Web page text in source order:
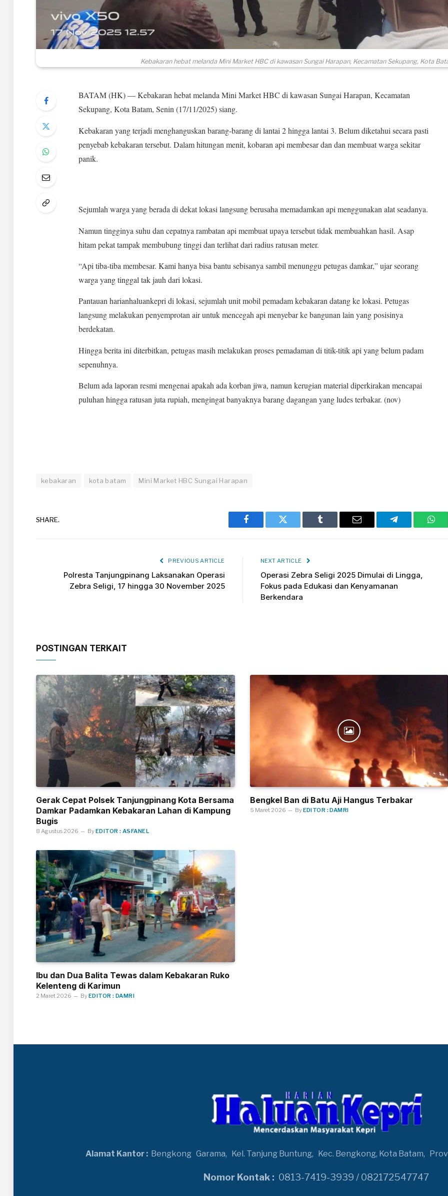
Kebakaran hebat melanda Mini Market HBC di kawasan Sungai Harapan, Kecamatan Sekupang, Kota
BATAM (HK) — Kebakaran hebat melanda Mini Market HBC di kawasan Sungai Harapan, Kecamatan
Sekupang, Kota Batam, Senin (17/11/2025) siang.
Kebakaran yang terjadi menghanguskan barang-barang di lantai 2 hingga lantai 3. Belum diketahui secara pasti
penyebab kebakaran tersebut. Dalam hitungan menit, kobaran api membesar dan dan membuat warga sekitar
panik.
Sejumlah warga yang berada di dekat lokasi langsung berusaha memadamkan api menggunakan alat seadanya.
Namun tingginya suhu dan cepatnya rambatan api membuat upaya tersebut tidak membuahkan hasil. Asap
hitam pekat tampak membubung tinggi dan terlihat dari radius ratusan meter.
“Api tiba-tiba membesar. Kami hanya bisa bantu sebisanya sambil menunggu petugas damkar,” ujar seorang
warga yang tinggal tak jauh dari lokasi.
Pantauan harianhaluankepri di lokasi, sejumlah unit mobil pemadam kebakaran datang ke lokasi. Petugas
langsung melakukan penyemprotan air untuk mencegah api menyebar ke bangunan lain yang posisinya
berdekatan.
Hingga berita ini diterbitkan, petugas masih melakukan proses pemadaman di titik-titik api yang belum padam
sepenuhnya.
Belum ada laporan resmi mengenai apakah ada korban jiwa, namun kerugian material diperkirakan mencapai
puluhan hingga ratusan juta rupiah, mengingat banyaknya barang dagangan yang ludes terbakar. (nov)
kebakaran kota batam Mini Market HBC Sungai Harapan
SHARE.
Facebook Twitter Tumblr Email Telegram
PREVIOUS ARTICLE
Polresta Tanjungpinang Laksanakan Operasi
Zebra Seligi, 17 hingga 30 November 2025
NEXT ARTICLE
Operasi Zebra Seligi 2025 Dimulai di Lingga,
Fokus pada Edukasi dan Kenyamanan
Berkendara
POSTINGAN TERKAIT
Gerak Cepat Polsek Tanjungpinang Kota Bersama
Damkar Padamkan Kebakaran Lahan di Kampung
Bugis
8 Agustus 2026 ByEDITOR : ASFANEL
Bengkel Ban di Batu Aji Hangus Terbakar
5 Maret 2026 ByEDITOR : DAMRI
Ibu dan Dua Balita Tewas dalam Kebakaran Ruko
Kelenteng di Karimun
2 Maret 2026 ByEDITOR : DAMRI
Alamat Kantor : Bengkong Garama, Kel. Tanjung Buntung, Kec. Bengkong, Kota Batam,
Nomor Kontak : 0813-7419-3939 / 082172547747